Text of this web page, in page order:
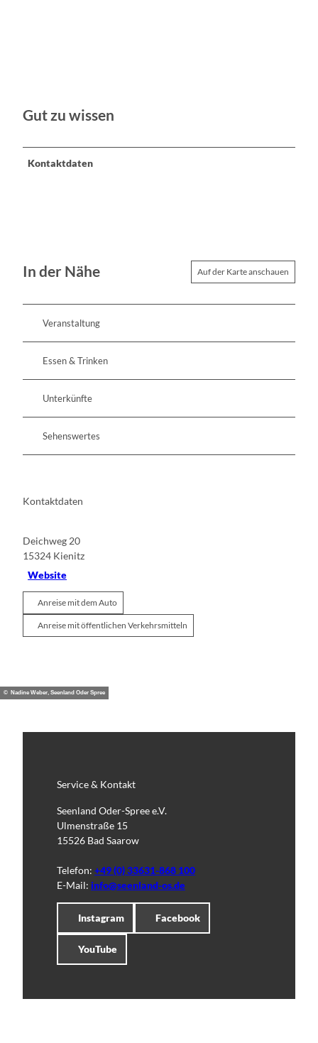
Gut zu wissen
Kontaktdaten
In der Nähe Auf der Karte anschauen
Veranstaltung
Essen & Trinken
Unterkünfte
Sehenswertes
Kontaktdaten
Deichweg 20
15324 Kienitz
Website
Anreise mit dem Auto
Anreise mit öffentlichen Verkehrsmitteln
© Nadine Weber, Seenland Oder Spree
Service & Kontakt
Seenland Oder-Spree e.V.
Ulmenstraße 15
15526 Bad Saarow
Telefon: +49 (0) 33631-868 100
E-Mail: info@seenland-os.de
Instagram Facebook
YouTube